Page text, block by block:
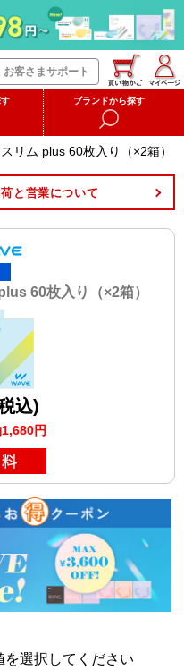
お客さまサポート
ブランドから探す
リム plus 60枚入り（×2箱）
と営業について
60枚入り（×2箱）
込)
円
選択してください